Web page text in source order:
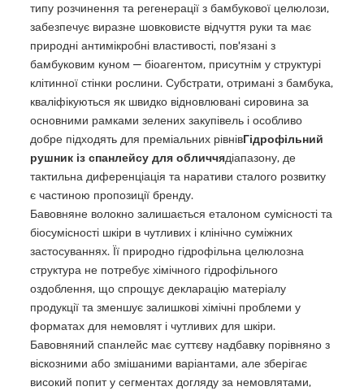
типу розчинення та регенерації з бамбукової целюлози,
забезпечує виразне шовковисте відчуття руки та має
природні антимікробні властивості, пов'язані з
бамбуковим куном — біоагентом, присутнім у структурі
клітинної стінки рослини. Субстрати, отримані з бамбука,
кваліфікуються як швидко відновлювані сировина за
основними рамками зелених закупівель і особливо
добре підходять для преміальних рівнівГідрофільний
рушник із спанлейсу для обличчядіапазону, де
тактильна диференціація та наративи сталого розвитку
є частиною пропозиції бренду.
Бавовняне волокно залишається еталоном сумісності та
біосумісності шкіри в чутливих і клінічно суміжних
застосуваннях. Її природно гідрофільна целюлозна
структура не потребує хімічного гідрофільного
оздоблення, що спрощує декларацію матеріалу
продукції та зменшує залишкові хімічні проблеми у
форматах для немовлят і чутливих для шкіри.
Бавовняний спанлейс має суттєву надбавку порівняно з
віскозними або змішаними варіантами, але зберігає
високий попит у сегментах догляду за немовлятами,